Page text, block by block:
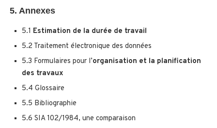
5. Annexes
5.1 Estimation de la durée de travail
5.2 Traitement électronique des données
5.3 Formulaires pour l’organisation et la planification
des travaux
5.4 Glossaire
5.5 Bibliographie
5.6 SIA 102/1984, une comparaison